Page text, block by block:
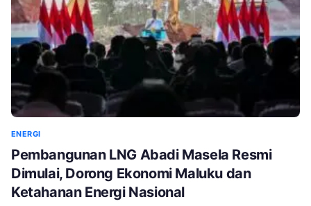
ENERGI
Pembangunan LNG Abadi Masela Resmi
Dimulai, Dorong Ekonomi Maluku dan
Ketahanan Energi Nasional